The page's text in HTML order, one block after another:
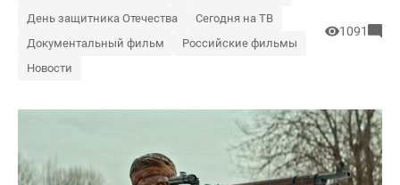
День защитника Отечества
Сегодня на ТВ
Документальный фильм
Российские фильмы
Новости
1091